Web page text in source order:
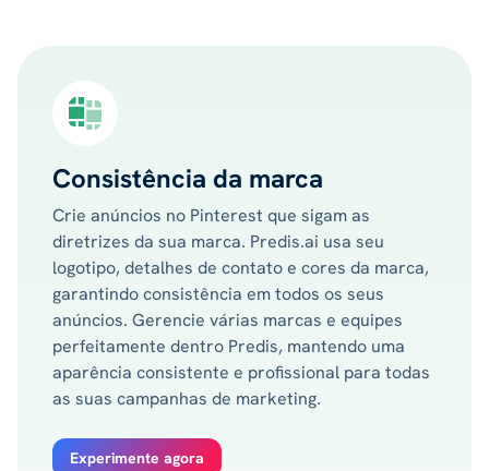
Consistência da marca
Crie anúncios no Pinterest que sigam as
diretrizes da sua marca. Predis.ai usa seu
logotipo, detalhes de contato e cores da marca,
garantindo consistência em todos os seus
anúncios. Gerencie várias marcas e equipes
perfeitamente dentro Predis, mantendo uma
aparência consistente e profissional para todas
as suas campanhas de marketing.
Experimente agora